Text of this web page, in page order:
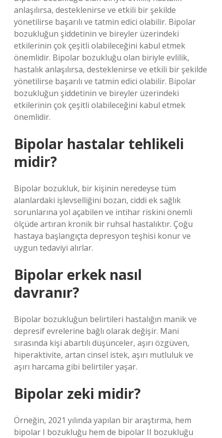
anlaşılırsa, desteklenirse ve etkili bir şekilde
yönetilirse başarılı ve tatmin edici olabilir. Bipolar
bozukluğun şiddetinin ve bireyler üzerindeki
etkilerinin çok çeşitli olabileceğini kabul etmek
önemlidir. Bipolar bozukluğu olan biriyle evlilik,
hastalık anlaşılırsa, desteklenirse ve etkili bir şekilde
yönetilirse başarılı ve tatmin edici olabilir. Bipolar
bozukluğun şiddetinin ve bireyler üzerindeki
etkilerinin çok çeşitli olabileceğini kabul etmek
önemlidir.
Bipolar hastalar tehlikeli
midir?
Bipolar bozukluk, bir kişinin neredeyse tüm
alanlardaki işlevselliğini bozan, ciddi ek sağlık
sorunlarına yol açabilen ve intihar riskini önemli
ölçüde artıran kronik bir ruhsal hastalıktır. Çoğu
hastaya başlangıçta depresyon teşhisi konur ve
uygun tedaviyi alırlar.
Bipolar erkek nasıl
davranır?
Bipolar bozukluğun belirtileri hastalığın manik ve
depresif evrelerine bağlı olarak değişir. Mani
sırasında kişi abartılı düşünceler, aşırı özgüven,
hiperaktivite, artan cinsel istek, aşırı mutluluk ve
aşırı harcama gibi belirtiler yaşar.
Bipolar zeki midir?
Örneğin, 2021 yılında yapılan bir araştırma, hem
bipolar I bozukluğu hem de bipolar II bozukluğu